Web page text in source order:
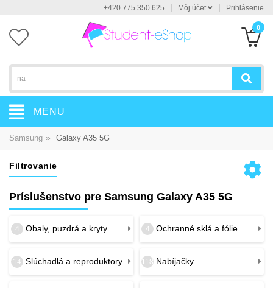
+420 775 350 625 Môj účet Prihlásenie
0
MENU
Samsung » Galaxy A35 5G
Filtrovanie
Príslušenstvo pre Samsung Galaxy A35 5G
4 Obaly, puzdrá a kryty 4 Ochranné sklá a fólie
14 Slúchadlá a reproduktory 118 Nabíjačky